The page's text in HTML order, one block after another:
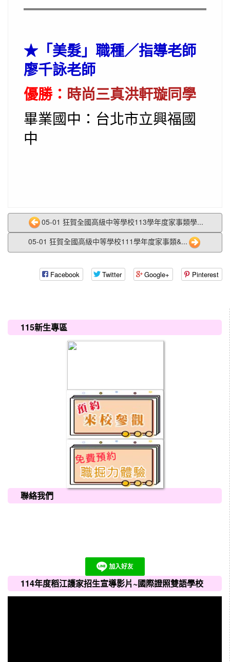
★ 「美髮」職種／指導老師
廖千詠老師
優勝： 時尚三真洪軒璇同學
畢業國中：台北市立興福國
中
05-01 狂賀全國高級中等學校113學年度家事類學...
05-01 狂賀全國高級中等學校111學年度家事類&...
Facebook Twitter Google+ Pinterest
115新生專區
聯絡我們
114年度稻江護家招生宣導影片~國際證照雙語學校